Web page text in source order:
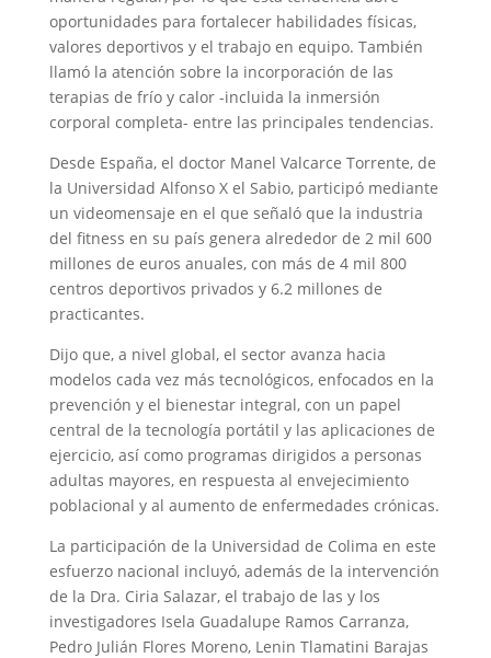
oportunidades para fortalecer habilidades físicas,
valores deportivos y el trabajo en equipo. También
llamó la atención sobre la incorporación de las
terapias de frío y calor -incluida la inmersión
corporal completa- entre las principales tendencias.
Desde España, el doctor Manel Valcarce Torrente, de
la Universidad Alfonso X el Sabio, participó mediante
un videomensaje en el que señaló que la industria
del fitness en su país genera alrededor de 2 mil 600
millones de euros anuales, con más de 4 mil 800
centros deportivos privados y 6.2 millones de
practicantes.
Dijo que, a nivel global, el sector avanza hacia
modelos cada vez más tecnológicos, enfocados en la
prevención y el bienestar integral, con un papel
central de la tecnología portátil y las aplicaciones de
ejercicio, así como programas dirigidos a personas
adultas mayores, en respuesta al envejecimiento
poblacional y al aumento de enfermedades crónicas.
La participación de la Universidad de Colima en este
esfuerzo nacional incluyó, además de la intervención
de la Dra. Ciria Salazar, el trabajo de las y los
investigadores Isela Guadalupe Ramos Carranza,
Pedro Julián Flores Moreno, Lenin Tlamatini Barajas